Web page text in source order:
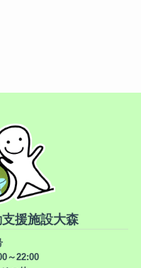
援施設大森
～22:00